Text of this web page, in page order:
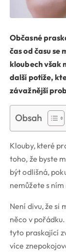
Občasné
čas od času se
kloubech však
další potíže,
závažnější
Obsah
Klouby, které
toho, že byste
být odlišná,
nemůžete s
Není divu, že si
něco v
tyto praskající
více